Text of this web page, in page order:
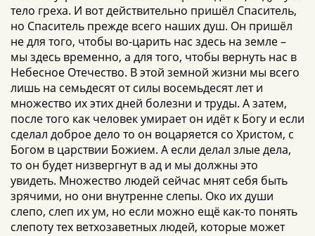
тело греха. И вот действительно пришёл Спаситель,
но Спаситель прежде всего наших душ. Он пришёл
не для того, чтобы во-царить нас здесь на земле –
мы здесь временно, а для того, чтобы вернуть нас в
Небесное Отечество. В этой земной жизни мы всего
лишь на семьдесят от силы восемьдесят лет и
множество их этих дней болезни и труды. А затем,
после того как человек умирает он идёт к Богу и если
сделал доброе дело то он воцаряется со Христом, с
Богом в царствии Божием. А если делал злые дела,
то он будет низвергнут в ад и мы должны это
увидеть. Множество людей сейчас мнят себя быть
зрячими, но они внутренне слепы. Око их души
слепо, слеп их ум, но если можно ещё как-то понять
слепоту тех ветхозаветных людей, которые может